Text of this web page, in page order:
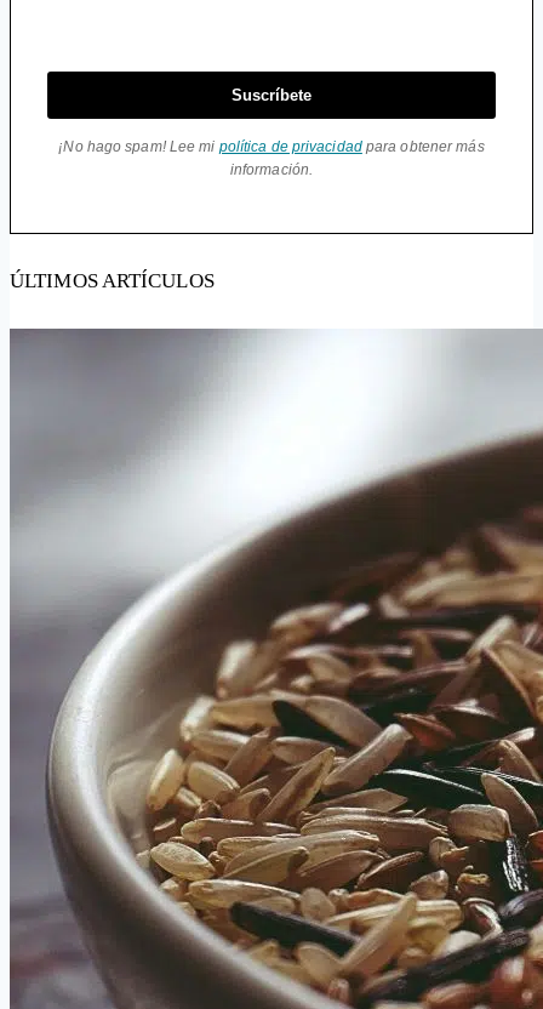
Suscríbete
¡No hago spam! Lee mi política de privacidadpara obtener más
información.
ÚLTIMOS ARTÍCULOS